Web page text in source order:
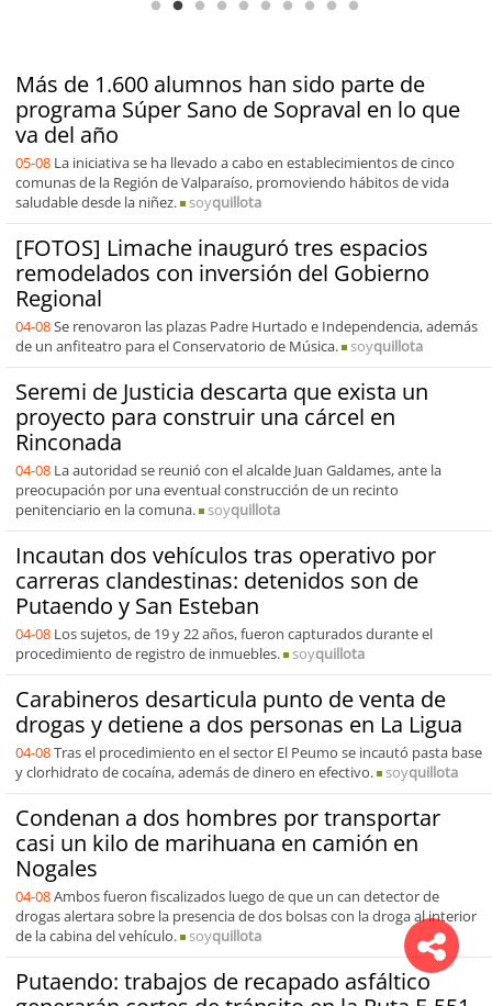
Más de 1.600 alumnos han sido parte de
programa Súper Sano de Sopraval en lo que
va del año
05-08 La iniciativa se ha llevado a cabo en establecimientos de cinco
comunas de la Región de Valparaíso, promoviendo hábitos de vida
saludable desde la niñez.
soyquillota
[FOTOS] Limache inauguró tres espacios
remodelados con inversión del Gobierno
Regional
04-08Se renovaron las plazas Padre Hurtado e Independencia, además
de un anfiteatro para el Conservatorio de Música.
soyquillota
Seremi de Justicia descarta que exista un
proyecto para construir una cárcel en
Rinconada
04-08 La autoridad se reunió con el alcalde Juan Galdames, ante la
preocupación por una eventual construcción de un recinto
penitenciario en la comuna.
soyquillota
Incautan dos vehículos tras operativo por
carreras clandestinas: detenidos son de
Putaendo y San Esteban
04-08 Los sujetos, de 19 y 22 años, fueron capturados durante el
procedimiento de registro de inmuebles.
soyquillota
Carabineros desarticula punto de venta de
drogas y detiene a dos personas en La Ligua
04-08Tras el procedimiento en el sector El Peumo se incautó pasta base
y clorhidrato de cocaína, además de dinero en efectivo.
soyquillota
Condenan a dos hombres por transportar
casi un kilo de marihuana en camión en
Nogales
04-08Ambos fueron fiscalizados luego de que un can detector de
drogas alertara sobre la presencia de dos bolsas con la droga al interior
de la cabina del vehículo.
soyquillota
Putaendo: trabajos de recapado asfáltico